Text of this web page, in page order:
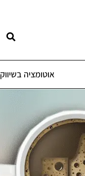
אוטומציה בשיווק